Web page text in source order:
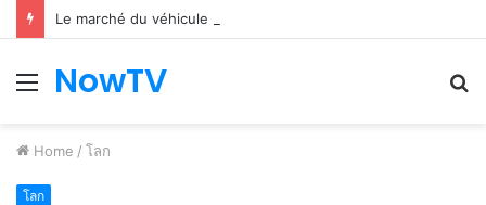
Le marché du véhicule d’occasion en plein essor
Menu
NowTV
Home / โลก
โลก